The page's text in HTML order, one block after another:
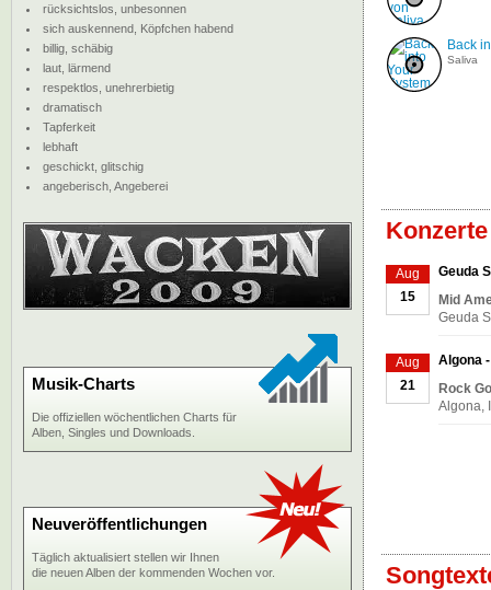
Back
Saliva
Aug
15
Geuda
Mid
Geuda
Aug
21
Algona
Rock
Algona,
rücksichtslos, unbesonnen
sich auskennend, Köpfchen habend
billig, schäbig
laut, lärmend
respektlos, unehrerbietig
dramatisch
Tapferkeit
lebhaft
geschickt, glitschig
angeberisch, Angeberei
Musik-Charts
Die offiziellen wöchentlichen Charts für
Alben, Singles und Downloads.
Neuveröffentlichungen
Täglich aktualisiert stellen wir Ihnen
die neuen Alben der kommenden Wochen vor.